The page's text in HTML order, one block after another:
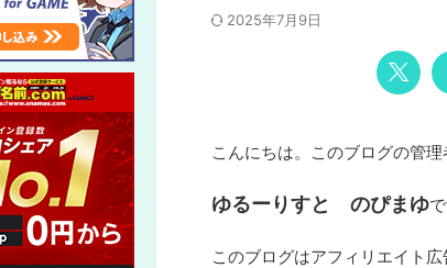
2025年7月9日
こんにちは。 このブログの管理
ゆるーりすと のぴまゆで
このブログはアフィリエイト